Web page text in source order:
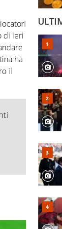
di ieri
ha
il